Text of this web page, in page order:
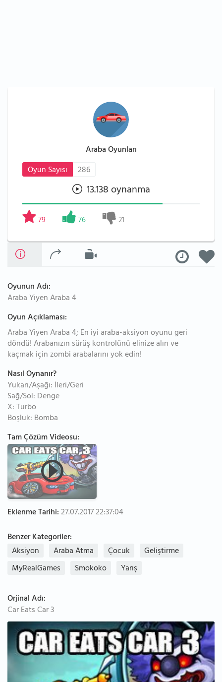
Araba Oyunları
Oyun Sayısı
286
13.138 oynanma
79 76 21
Oyunun Adı:
Araba Yiyen Araba 4
Oyun Açıklaması:
Araba Yiyen Araba 4; En iyi araba-aksiyon oyunu geri
döndü! Arabanızın sürüş kontrolünü elinize alın ve
kaçmak için zombi arabalarını yok edin!
Nasıl Oynanır?
Yukarı/Aşağı: İleri/Geri
Sağ/Sol: Denge
X: Turbo
Boşluk: Bomba
Tam Çözüm Videosu:
Eklenme Tarihi:27.07.2017 22:37:04
Benzer Kategoriler:
Aksiyon
Araba Atma Çocuk
Geliştirme
MyRealGames
Smokoko Yarış
Orjinal Adı:
Car Eats Car 3